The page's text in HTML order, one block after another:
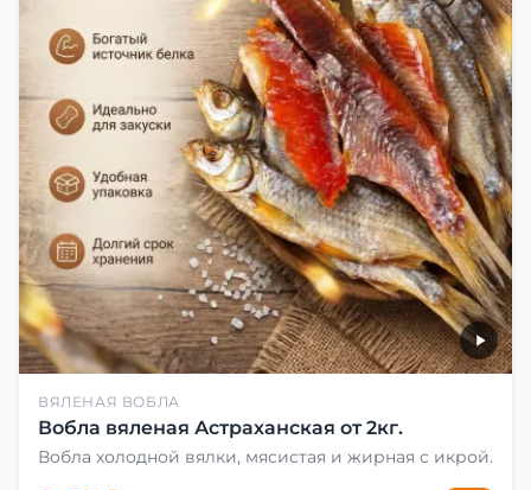
ВЯЛЕНАЯ ВОБЛА
Вобла вяленая Астраханская от 2кг.
Вобла холодной вялки, мясистая и жирная с икрой.